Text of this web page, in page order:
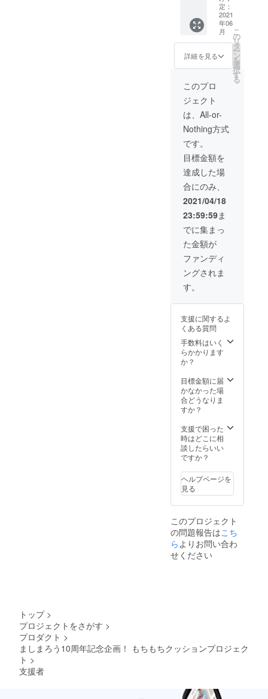
②もち
もち
クッ
ション
③手ぬ
ぐい ④
ステッ
カー ⑤
キャン
バス
トート
バッグ
⑥灯さ
かす直
欄に、
色紙に
記載す
る宛名
をご記
入くだ
さい 画
像はイ
メージ
です。
消費税
(10%）
と送料
金額で
定：
2021
年06
月
詳細を見る
こ
の
リ
タ
ー
ン
を
選
択
す
る
このプロ
ジェクト
は、All-or-
Nothing方式
です。
目標金額を
達成した場
合にのみ、
2021/04/18
23:59:59ま
でに集まっ
た金額が
ファンディ
ングされま
す。
支援に関するよ
くある質問
手数料はいく
らかかります
か？
目標金額に届
かなかった場
合どうなりま
すか？
支援で困った
時はどこに相
談したらいい
ですか？
ヘルプページを
見る
このプロジェクト
の問題報告はこち
らよりお問い合わ
せください
トップ >
プロジェクトをさがす >
プロダクト >
ましまろう10周年記念企画！ もちもちクッションプロジェク
ト >
支援者